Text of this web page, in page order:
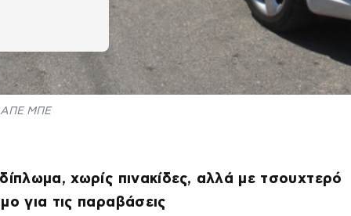
ΑΠΕ ΜΠΕ
χωρίς πινακίδες, αλλά με τσουχτερό
για τις παραβάσεις